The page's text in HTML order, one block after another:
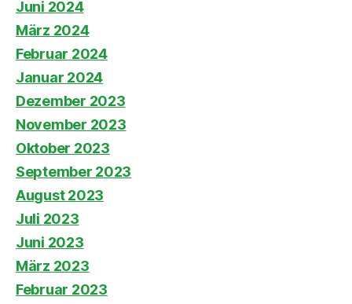
Juni 2024
März 2024
Februar 2024
Januar 2024
Dezember 2023
November 2023
Oktober 2023
September 2023
August 2023
Juli 2023
Juni 2023
März 2023
Februar 2023